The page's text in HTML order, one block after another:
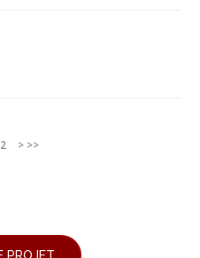
2 > >>